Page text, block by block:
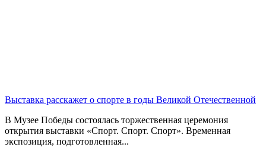
Выставка расскажет о спорте в годы Великой Отечественной
В Музее Победы состоялась торжественная церемония
открытия выставки «Спорт. Спорт. Спорт». Временная
экспозиция, подготовленная...